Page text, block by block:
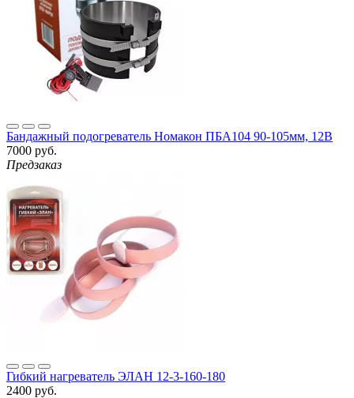
Бандажный подогреватель Номакон ПБА104 90-105мм, 12В
7000 руб.
Предзаказ
Гибкий нагреватель ЭЛАН 12-3-160-180
2400 руб.